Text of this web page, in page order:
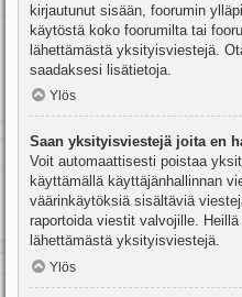
kirjautunut sisään, foorumin
käytöstä koko foorumilta tai
lähettämästä yksityisviestejä.
saadaksesi lisätietoja.
Ylös
Saan yksityisviestejä joita en
Voit automaattisesti poistaa
käyttämällä käyttäjänhallinnan
väärinkäytöksiä sisältäviä
raportoida viestit valvojille.
lähettämästä yksityisviestejä.
Ylös